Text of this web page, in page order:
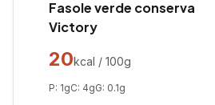
Fasole verde conserva
Victory
20kcal / 100g
P: 1gC: 4gG: 0.1g